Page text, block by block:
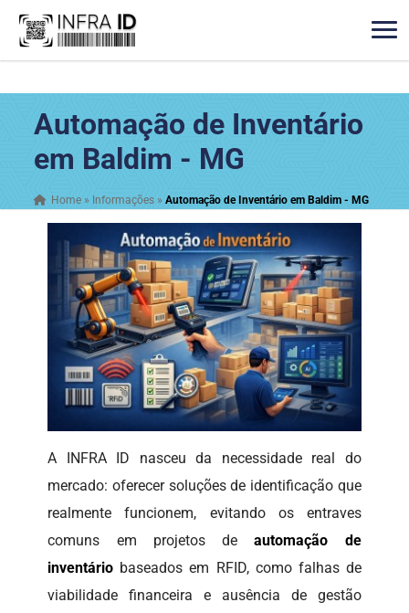
Automação de Inventário
em Baldim - MG
Home » Informações »Automação de Inventário em Baldim - MG
A INFRA ID nasceu da necessidade real do
mercado: oferecer soluções de identificação que
realmente funcionem, evitando os entraves
comuns em projetos deautomação de
inventário baseados em RFID, como falhas de
viabilidade financeira e ausência de gestão